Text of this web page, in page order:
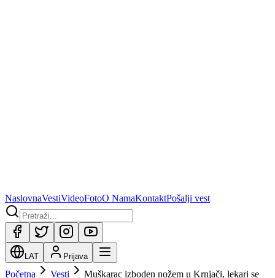
NaslovnaVestiVideoFotoO NamaKontaktPošalji vest
LAT Prijava
Početna Vesti
Muškarac izboden nožem u Krnjači, lekari se